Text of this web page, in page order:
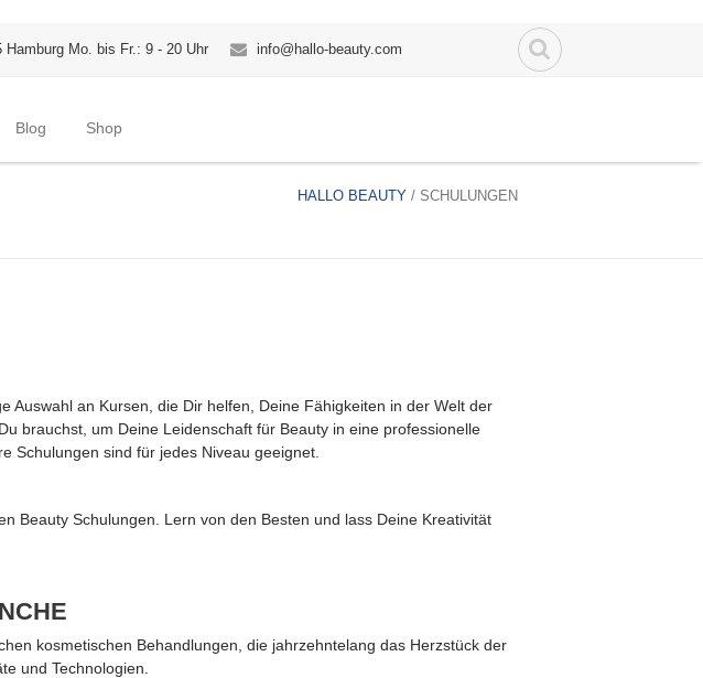
Hamburg Mo. bis Fr.: 9 - 20 Uhr info@hallo-beauty.com
Blog Shop
HALLO BEAUTY / SCHULUNGEN
Auswahl an Kursen, die Dir helfen, Deine Fähigkeiten in der Welt der
brauchst, um Deine Leidenschaft für Beauty in eine professionelle
Schulungen sind für jedes Niveau geeignet.
Beauty Schulungen. Lern von den Besten und lass Deine Kreativität
kosmetischen Behandlungen, die jahrzehntelang das Herzstück der
und Technologien.